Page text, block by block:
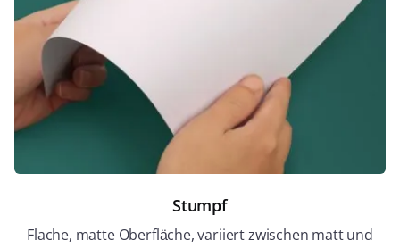
Stumpf
Flache, matte Oberfläche, variiert zwischen matt und